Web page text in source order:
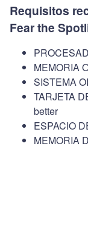
Requisitos
Fear the
MEMORIA
SISTEMA
TARJETA
better
ESPACIO
MEMORIA